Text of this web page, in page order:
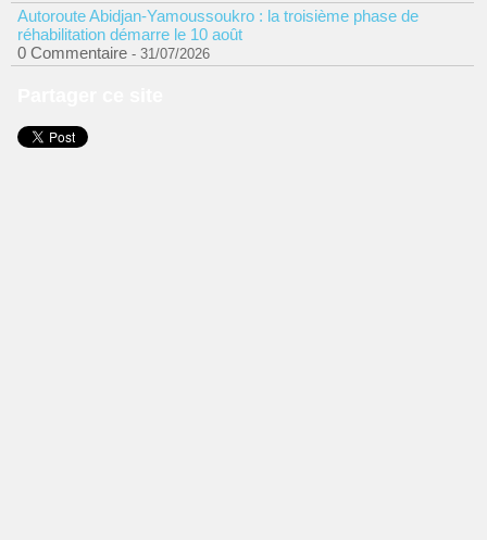
Autoroute Abidjan-Yamoussoukro : la troisième phase de
réhabilitation démarre le 10 août
0 Commentaire - 31/07/2026